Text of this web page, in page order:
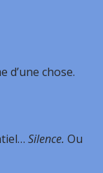
d’une chose.
Silence. Ou